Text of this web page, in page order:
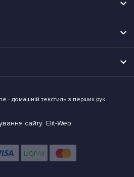
- домашній текстиль з перших рук
сайту Elit-Web